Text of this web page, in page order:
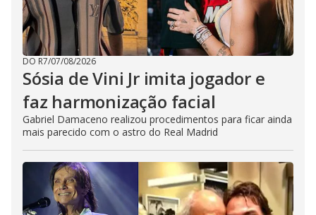
DO R7/07/08/2026
Sósia de Vini Jr imita jogador e
faz harmonização facial
Gabriel Damaceno realizou procedimentos para ficar ainda
mais parecido com o astro do Real Madrid